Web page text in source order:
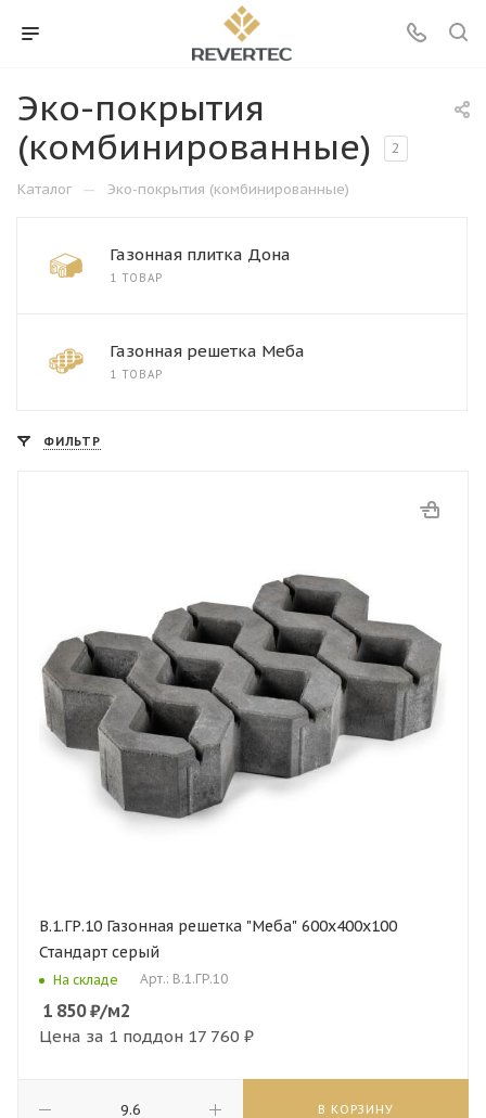
Эко-покрытия
(комбинированные)
2
Каталог — Эко-покрытия (комбинированные)
Газонная плитка Дона
1 ТОВАР
Газонная решетка Меба
1 ТОВАР
ФИЛЬТР
В.1.ГР.10 Газонная решетка "Меба" 600х400х100
Стандарт серый
На складе Арт.: В.1.ГР.10
1 850₽/м2
Цена за 1 поддон 17 760 ₽
В КОРЗИНУ